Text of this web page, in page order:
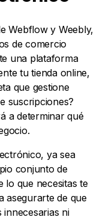
Webflow y Weebly,
de comercio
una plataforma
tu tienda online,
que gestione
suscripciones?
a determinar qué
ya sea
conjunto de
lo que necesitas te
asegurarte de que
ni